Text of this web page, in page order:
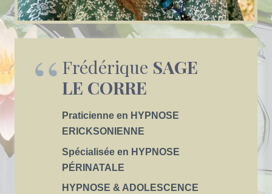
Frédérique SAGE
LE CORRE
Praticienne en HYPNOSE
ERICKSONIENNE
Spécialisée en HYPNOSE
PÉRINATALE
HYPNOSE & ADOLESCENCE